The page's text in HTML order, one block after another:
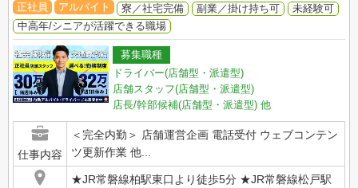
正社員 アルバイト 寮／社宅完備 副業／掛け持ち可
未経験可
中高年/シニアが活躍できる職場
募集職種
ドライバー(店舗型・派遣型)
店舗スタッフ(店舗型・派遣型)
店長/幹部候補(店舗型・派遣型) 他
仕事内容
＜完全内勤＞ 店舗運営企画 電話受付 ウェブコンテン
ツ更新作業 他...
★JR常磐線柏駅東口より徒歩5分 ★JR常磐線松戸駅